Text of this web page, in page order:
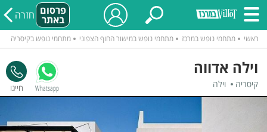
פרסום
באתר חזרה
ראשי מתחמי נופש במרכז מתחמי נופש במישור החוף הצפוני מתחמי נופש בקיסריה
וילה אדווה
קיסריה וילה Whatsapp